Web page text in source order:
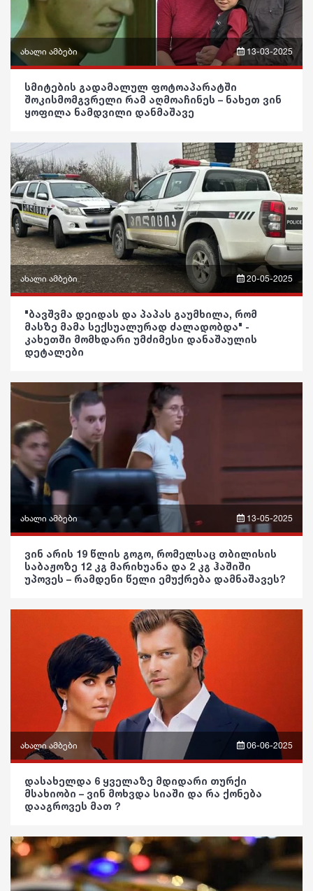
რჩევები
შოუბიზნესი
მედიცინა
ასტროლოგია
ფაქტები
კულტურა
გართობა
სოც. მედია
მსოფლიო
ეკონომიკა
სამართალი
რჩევები
ინტერვიუ
შოუბიზნესი
მედიცინა
კულინარია
ასტროლოგია
ახალი ამბები
ვიდეო
საზოგადოება
განათლება
ჯანდაცვა
კულტურა
გართობა
სოც. მედია
სპორტი
სამართალი
რჩევები
ინტერვიუ
შოუბიზნესი
მედიცინა
კულინარია
ასტროლოგია
13-03-2025
სმიტების გადამალულ ფოტოაპარატში
შოკისმომგვრელი რამ აღმოაჩინეს – ნახეთ ვინ
ყოფილა ნამდვილი დანმაშავე
ახალი ამბები
ვიდეო
საზოგადოება
განათლება
ჯანდაცვა
კულტურა
გართობა
რეგიონი
სოც. მედია
სპორტი
ეკონომიკა
სამართალი
რჩევები
ინტერვიუ
შოუბიზნესი
მედიცინა
კულინარია
ასტროლოგია
ფაქტები
20-05-2025
"ბავშვმა დეიდას და პაპას გაუმხილა, რომ
მასზე მამა სექსუალურად ძალადობდა" -
კახეთში მომხდარი უმძიმესი დანაშაულის
დეტალები
ახალი ამბები
ვიდეო
განათლება
ჯანდაცვა
გართობა
სოც. მედია
მსოფლიო
ეკონომიკა
13-05-2025
ვინ არის 19 წლის გოგო, რომელსაც თბილისის
საბაჟოზე 12 კგ მარიხუანა და 2 კგ ჰაშიში
უპოვეს – რამდენი წელი ემუქრება დამნაშავეს?
ახალი ამბები
საზოგადოება
განათლება
06-06-2025
დასახელდა 6 ყველაზე მდიდარი თურქი
მსახიობი – ვინ მოხვდა სიაში და რა ქონება
დააგროვეს მათ ?